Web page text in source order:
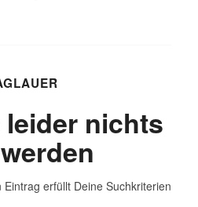
nichts
erfüllt Deine Suchkriterien